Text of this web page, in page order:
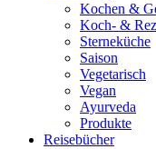
Kochen &
Koch- &
Sterneküche
Saison
Vegetarisch
Vegan
Ayurveda
Produkte
Reisebücher